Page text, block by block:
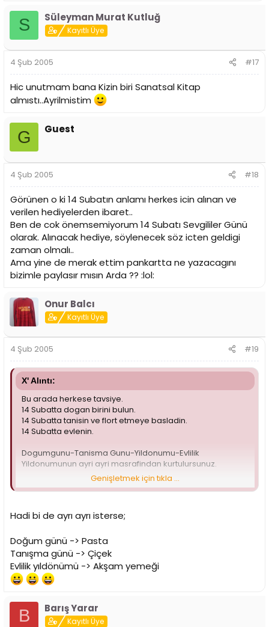
S Süleyman Murat Kutluğ
Kayıtlı Üye
4 Şub 2005 #17
Hic unutmam bana Kizin biri Sanatsal Kitap
almıstı..Ayrilmistim
G Guest
4 Şub 2005 #18
Görünen o ki 14 Subatın anlamı herkes icin alınan ve
verilen hediyelerden ibaret..
Ben de cok önemsemiyorum 14 Subatı Sevgililer Günü
olarak. Alınacak hediye, söylenecek söz icten geldigi
zaman olmalı..
Ama yine de merak ettim pankartta ne yazacagını
bizimle paylasır mısın Arda ?? :lol:
Onur Balcı
Kayıtlı Üye
4 Şub 2005 #19
X' Alıntı:
Bu arada herkese tavsiye.
14 Subatta dogan birini bulun.
14 Subatta tanisin ve flort etmeye basladin.
14 Subatta evlenin.
Dogumgunu-Tanisma Gunu-Yildonumu-Evlilik
Yildonumunun ayri ayri masrafindan kurtulursunuz.
-Ne kadar pisligim yahu-
Genişletmek için tıkla ...
Hadi bi de ayrı ayrı isterse;
Doğum günü -> Pasta
Tanışma günü -> Çiçek
Evlilik yıldönümü -> Akşam yemeği
B Barış Yarar
Kayıtlı Üye